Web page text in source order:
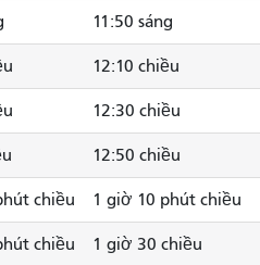
11:50 sáng
12:10 chiều
12:30 chiều
12:50 chiều
chiều 1 giờ 10 phút chiều
chiều 1 giờ 30 chiều